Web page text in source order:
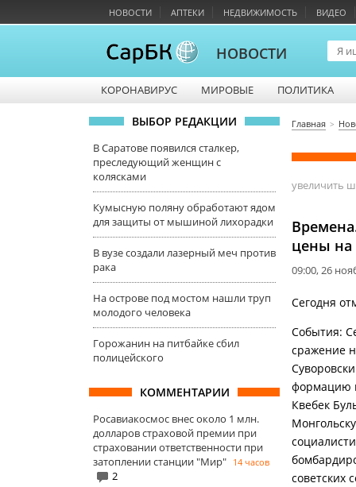
НОВОСТИ АПТЕКИ НЕДВИЖИМОСТЬ ВИДЕО
НОВОСТИ
КОРОНАВИРУС МИРОВЫЕ ПОЛИТИКА
ВЫБОР РЕДАКЦИИ
В Саратове появился сталкер,
преследующий женщин с
колясками
Кумысную поляну обработают ядом
для защиты от мышиной лихорадки
В вузе создали лазерный меч против
рака
На острове под мостом нашли труп
молодого человека
Горожанин на питбайке сбил
полицейского
КОММЕНТАРИИ
Росавиакосмос внес около 1 млн.
долларов страховой премии при
страховании ответственности при
затоплении станции "Мир" 14 часов
2
Главная
увеличить
цены на
09:00, 26
Сегодня
События:
сражение
формацию
Квебек
советских